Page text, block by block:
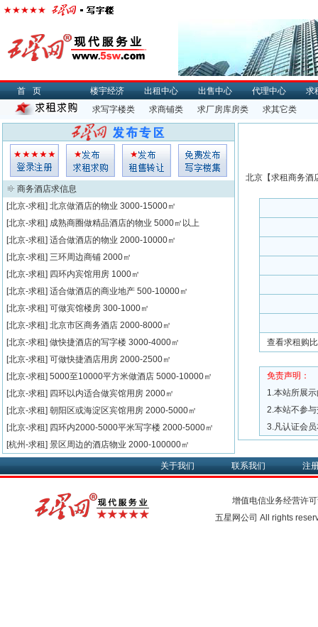
首页 楼宇经济 出租中心 出售中心 代理中心
求
求写字楼类
求商铺类 求厂房库房类 求其它类
北京【求租商务酒
查看求租购
免责声明：
1.本站所展
2.本站不参
3.凡认证会
商务酒店求信息
[北京-求租] 北京做酒店的物业 3000-15000㎡
[北京-求租] 成熟商圈做精品酒店的物业 5000㎡以上
[北京-求租] 适合做酒店的物业 2000-10000㎡
[北京-求租] 三环周边商铺 2000㎡
[北京-求租] 四环内宾馆用房 1000㎡
[北京-求租] 适合做酒店的商业地产 500-10000㎡
[北京-求租] 可做宾馆楼房 300-1000㎡
[北京-求租] 北京市区商务酒店 2000-8000㎡
[北京-求租] 做快捷酒店的写字楼 3000-4000㎡
[北京-求租] 可做快捷酒店用房 2000-2500㎡
[北京-求租] 5000至10000平方米做酒店 5000-10000㎡
[北京-求租] 四环以内适合做宾馆用房 2000㎡
[北京-求租] 朝阳区或海淀区宾馆用房 2000-5000㎡
[北京-求租] 四环内2000-5000平米写字楼 2000-5000㎡
[杭州-求租] 景区周边的酒店物业 2000-100000㎡
关于我们 联系我们 注
增值电信业务经营许
五星网公司 All rights